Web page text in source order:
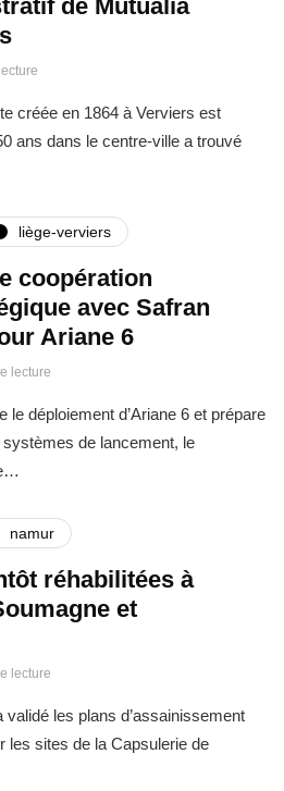
de Mutualia
créée en 1864 à Verviers est
ans dans le centre-ville a trouvé
liège-verviers
coopération
avec Safran
Ariane 6
lecture
le déploiement d’Ariane 6 et prépare
de lancement, le
namur
réhabilitées à
et
lecture
les plans d’assainissement
les sites de la Capsulerie de